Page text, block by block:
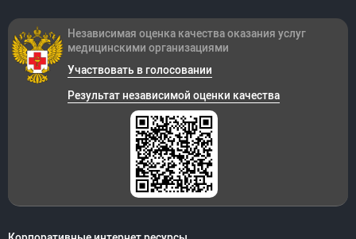
Независимая оценка качества оказания услуг
медицинскими организациями
Участвовать в голосовании
Результат независимой оценки качества